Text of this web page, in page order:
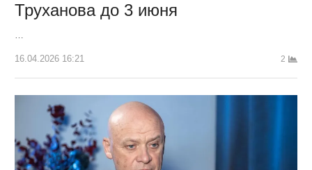
Труханова до 3 июня
…
16.04.2026 16:21 2